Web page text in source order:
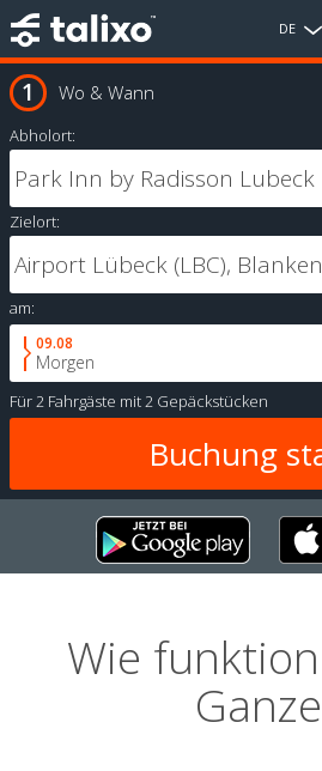
DE
Wo & Wann
Abholort:
Zielort:
am:
09.08
Morgen
Für2 Fahrgäste mit2 Gepäckstücken
Wie